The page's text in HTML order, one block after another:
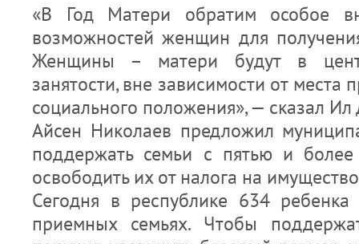
«В Год Матери обратим особое
возможностей женщин для
Женщины – матери будут в
занятости, вне зависимости от места
социального положения», — сказал Ил
Айсен Николаев предложил
поддержать семьи с пятью и
освободить их от налога на
Сегодня в республике 634
приемных семьях. Чтобы